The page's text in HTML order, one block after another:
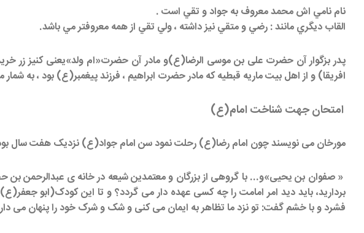
نام نامي اش محمد معروف به جواد و تقي است .
القاب ديگري مانند : رضي و متقي نيز داشته ، ولي تقي از همه معروفتر مي باشد.
پدر بزگوار آن حضرت علی بن موسی الرضا(ع)و مادر آن حضرت«ام ولد»یعنی کنیز زر
افریقا) و از اهل بیت ماریه قبطیه که مادر حضرت ابراهیم ، فرزند پیغمبر(ع) بود ، به
امتحان جهت شناخت امام(ع)
مورخان می نویسند چون امام رضا(ع) رحلت نمود سن امام جواد(ع) نزدیک هفت سال بود
« صفوان بن یحیی»و... با گروهی از بزرگان و معتمدین شیعه در خانه ی عبدالرحمن بن
بردارید، باید دید امر امامت را چه کسی عهده دار می گردد؟ و تا این کودک(ابو
فشرد و با خشم گفت: تو نزد ما تظاهر به ایمان می کنی و شک و شرک خود را پنهان می